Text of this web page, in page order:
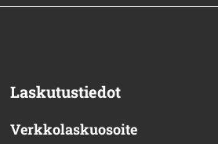
Laskutustiedot
Verkkolaskuosoite